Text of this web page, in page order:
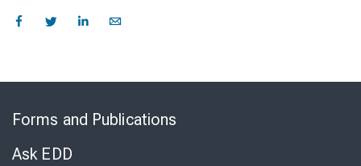
Forms and Publications
Ask EDD